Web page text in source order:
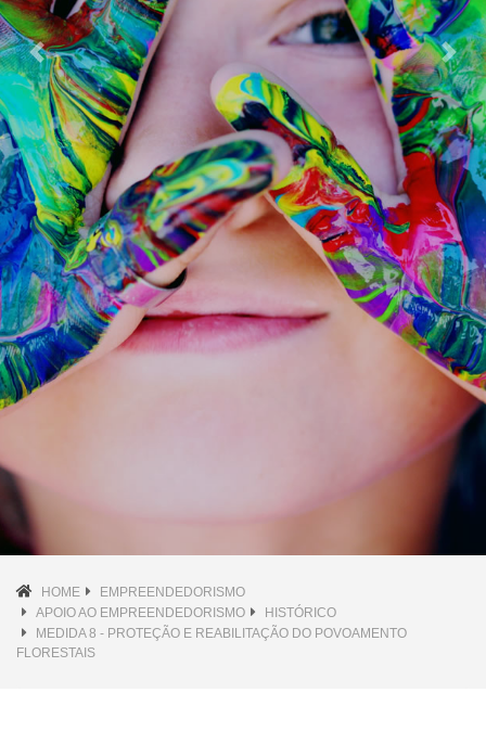
Previous Next
HOME
EMPREENDEDORISMO
APOIO AO EMPREENDEDORISMO
HISTÓRICO
MEDIDA 8 - PROTEÇÃO E REABILITAÇÃO DO POVOAMENTO
FLORESTAIS